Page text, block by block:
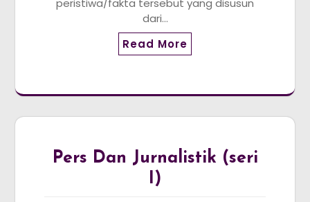
peristiwa/fakta tersebut yang disusun
dari…
Read More
Pers Dan Jurnalistik (seri
I)